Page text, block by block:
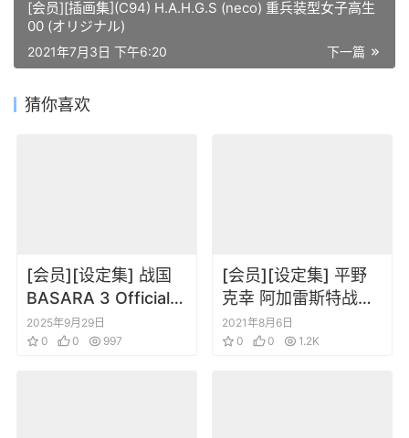
[会员][插画集](C94) H.A.H.G.S (neco) 重兵装型女子高生
00 (オリジナル)
下一篇
2021年7月3日 下午6:20
猜你喜欢
[会员][设定集] 战国
BASARA 3 Official
Complete Works
2025年9月29日
0
0 997
[会员][设定集] 平野
克幸 阿加雷斯特战记
2 Record of Agarest
War II Official Visual
2021年8月6日
0
0 1.2K